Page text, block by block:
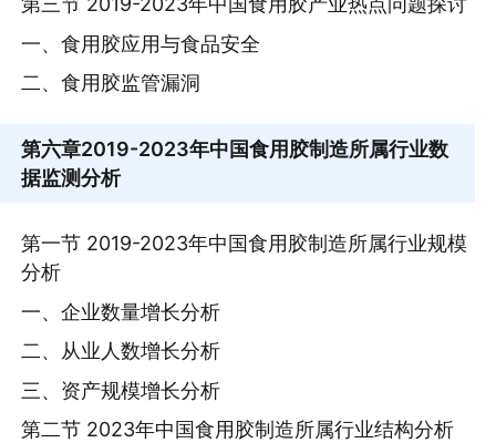
一、食用胶应用与食品安全
二、食用胶监管漏洞
第六章2019-2023年中国食用胶制造所属行业数
据监测分析
第一节 2019-2023年中国食用胶制造所属行业规模
分析
一、企业数量增长分析
二、从业人数增长分析
三、资产规模增长分析
第二节 2023年中国食用胶制造所属行业结构分析